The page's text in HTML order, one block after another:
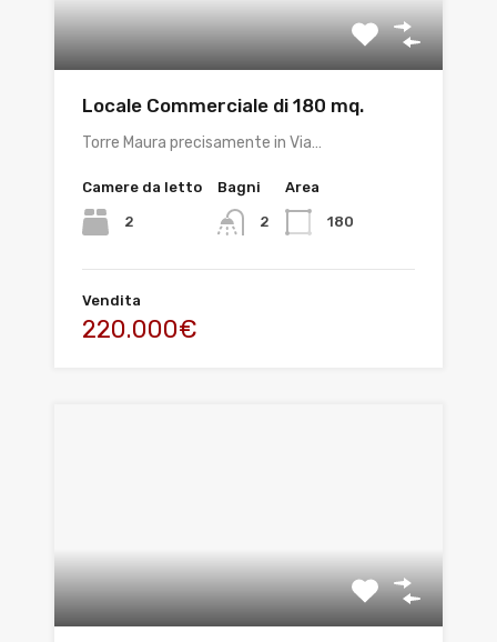
Locale Commerciale di 180 mq.
Torre Maura precisamente in Via…
Camere da letto
2
Bagni
2
Area
180
Vendita
220.000€